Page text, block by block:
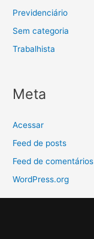
Previdenciário
Sem categoria
Trabalhista
Meta
Acessar
Feed de posts
Feed de comentários
WordPress.org